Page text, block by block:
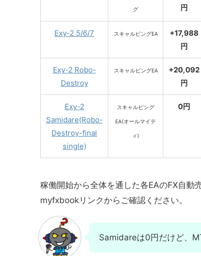
グ
円
Exy-2 5/6/7 スキャルピングEA
+17,988
円
Exy-2 Robo-
Destroy
スキャルピングEA
+20,092
円
Exy-2
Samidare(Robo-
Destroy-final
single)
スキャルピング
EA(オールマイテ
ィ)
0円
稼働開始から全体を通した各EAのFX自動
myfxbookリンクからご確認ください。
Samidareは0円だけど、